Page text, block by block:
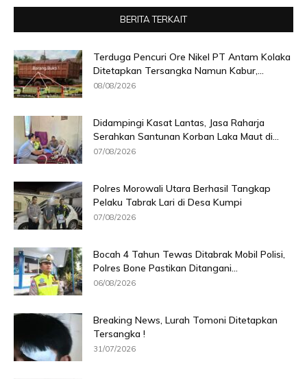
BERITA TERKAIT
Terduga Pencuri Ore Nikel PT Antam Kolaka
Ditetapkan Tersangka Namun Kabur,...
08/08/2026
Didampingi Kasat Lantas, Jasa Raharja
Serahkan Santunan Korban Laka Maut di...
07/08/2026
Polres Morowali Utara Berhasil Tangkap
Pelaku Tabrak Lari di Desa Kumpi
07/08/2026
Bocah 4 Tahun Tewas Ditabrak Mobil Polisi,
Polres Bone Pastikan Ditangani...
06/08/2026
Breaking News, Lurah Tomoni Ditetapkan
Tersangka !
31/07/2026